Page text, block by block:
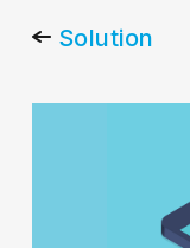
Solution